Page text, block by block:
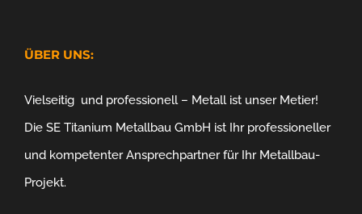
ÜBER UNS:
Vielseitig und professionell – Metall ist unser Metier!
Die SE Titanium Metallbau GmbH ist Ihr professioneller
und kompetenter Ansprechpartner für Ihr Metallbau-
Projekt.